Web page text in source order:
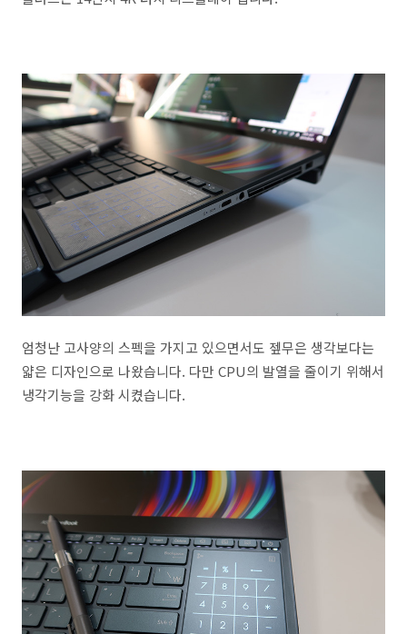
엄청난 고사양의 스펙을 가지고 있으면서도 젶무은 생각보다는
얇은 디자인으로 나왔습니다. 다만 CPU의 발열을 줄이기 위해서
냉각기능을 강화 시켰습니다.